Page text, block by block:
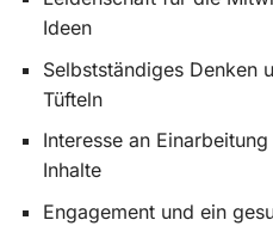
Ideen
Selbstständiges Denken
Tüfteln
Interesse an
Inhalte
Engagement und ein